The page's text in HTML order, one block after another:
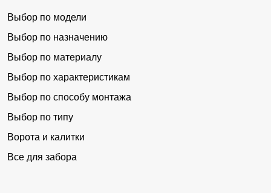
Выбор по модели
Выбор по назначению
Выбор по материалу
Выбор по характеристикам
Выбор по способу монтажа
Выбор по типу
Ворота и калитки
Все для забора